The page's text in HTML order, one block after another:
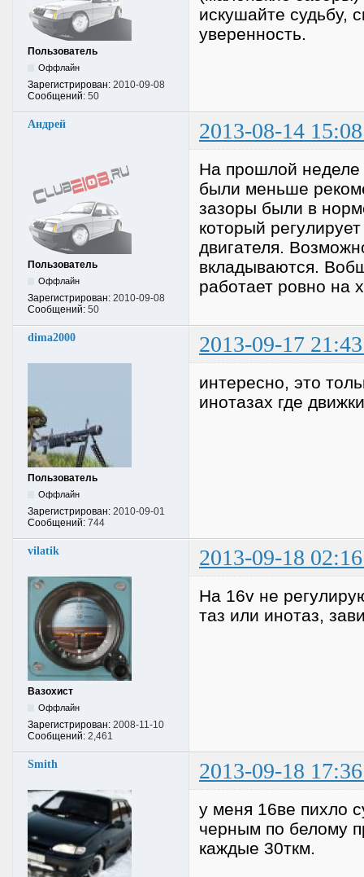
Пользователь
Оффлайн
Зарегистрирован: 2010-09-08
Сообщений: 50
искушайте судьбу,
уверенность.
Андрей 2013-08-14
Пользователь
Оффлайн
Зарегистрирован: 2010-09-08
Сообщений: 50
На прошлой неделе
были меньше
зазоры были в
который
двигателя.
вкладываются.
работает ровно на
dima2000 2013-09-17
Пользователь
Оффлайн
Зарегистрирован: 2010-09-01
Сообщений: 744
интересно, это
инотазах где
vilatik 2013-09-18
Вазохист
Оффлайн
Зарегистрирован: 2008-11-10
Сообщений: 2,461
На 16v не
таз или инотаз,
Smith 2013-09-18
у меня 16ве пихло
черным по белому
каждые 30ткм.